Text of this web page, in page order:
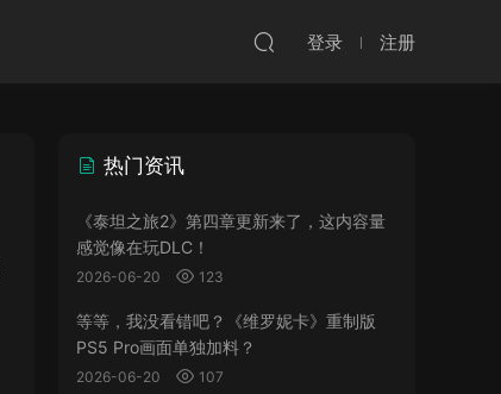
登录 注册
热门资讯
《泰坦之旅2》第四章更新来了，这内容量
感觉像在玩DLC！
2026-06-20 123
等等，我没看错吧？《维罗妮卡》重制版
PS5 Pro画面单独加料？
2026-06-20 107